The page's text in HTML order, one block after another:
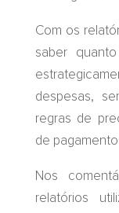
Com os
saber
despesas,
regras de
de
Nos
relatórios